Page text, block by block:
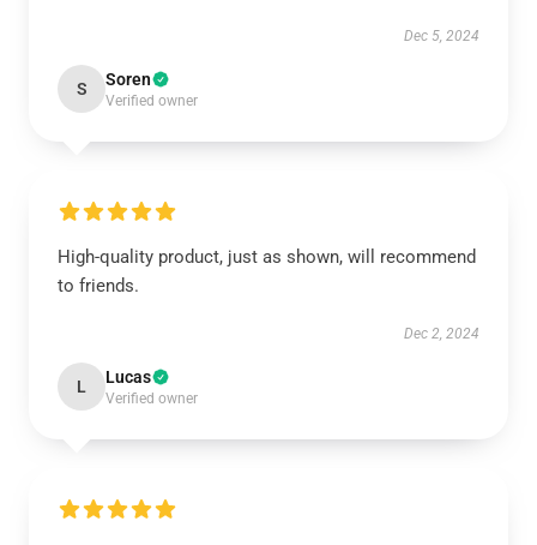
Dec 5, 2024
S Soren
Verified owner
High-quality product, just as shown, will recommend
to friends.
Dec 2, 2024
L Lucas
Verified owner